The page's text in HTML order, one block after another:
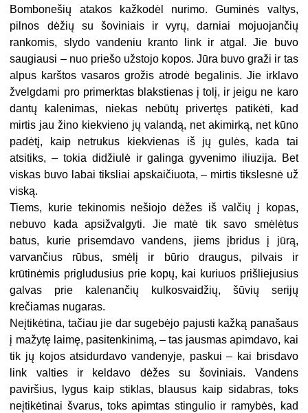
Bombonešių atakos kažkodėl nurimo. Guminės valtys,
pilnos dėžių su šoviniais ir vyrų, darniai mojuojančių
rankomis, slydo vandeniu kranto link ir atgal. Jie buvo
saugiausi – nuo priešo užstojo kopos. Jūra buvo graži ir tas
alpus karštos vasaros grožis atrodė begalinis. Jie irklavo
žvelgdami pro primerktas blakstienas į tolį, ir jeigu ne karo
dantų kalenimas, niekas nebūtų privertęs patikėti, kad
mirtis jau žino kiekvieno jų valandą, net akimirką, net kūno
padėtį, kaip netrukus kiekvienas iš jų gulės, kada tai
atsitiks, – tokia didžiulė ir galinga gyvenimo iliuzija. Bet
viskas buvo labai tiksliai apskaičiuota, – mirtis tikslesnė už
viską.
Tiems, kurie tekinomis nešiojo dėžes iš valčių į kopas,
nebuvo kada apsižvalgyti. Jie matė tik savo smėlėtus
batus, kurie prisemdavo vandens, jiems įbridus į jūrą,
varvančius rūbus, smėlį ir būrio draugus, pilvais ir
krūtinėmis prigludusius prie kopų, kai kuriuos prišliejusius
galvas prie kalenančių kulkosvaidžių, šūvių serijų
krečiamas nugaras.
Neįtikėtina, tačiau jie dar sugebėjo pajusti kažką panašaus
į mažytę laimę, pasitenkinimą, – tas jausmas apimdavo, kai
tik jų kojos atsidurdavo vandenyje, paskui – kai brisdavo
link valties ir keldavo dėžes su šoviniais. Vandens
paviršius, lygus kaip stiklas, blausus kaip sidabras, toks
neįtikėtinai švarus, toks apimtas stingulio ir ramybės, kad